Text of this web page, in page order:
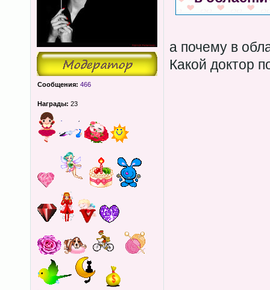
Сообщения: 466
Награды: 23
а почему в
Какой доктор